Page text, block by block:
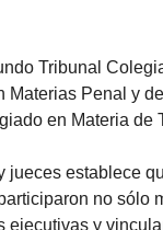
Tribunal
Penal y
en Materia de
establece
no sólo
y